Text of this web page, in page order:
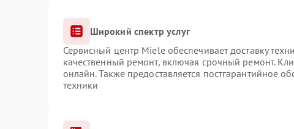
Широкий спектр услуг
Сервисный центр Miele обеспечивает доставку
качественный ремонт, включая срочный ремонт.
онлайн. Также предоставляется постгарантийное
техники